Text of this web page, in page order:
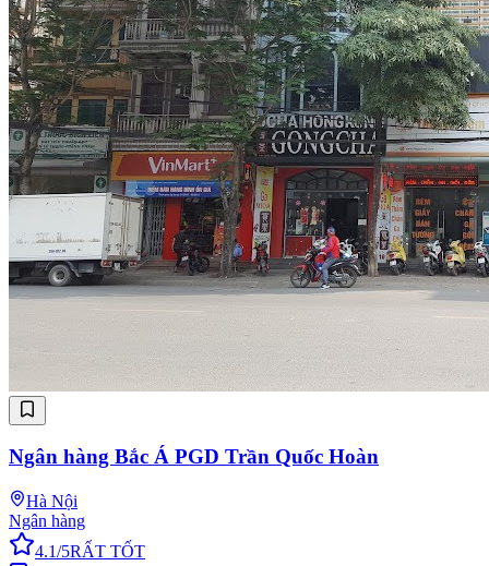
Ngân hàng Bắc Á PGD Trần Quốc Hoàn
Hà Nội
Ngân hàng
4.1/5RẤT TỐT